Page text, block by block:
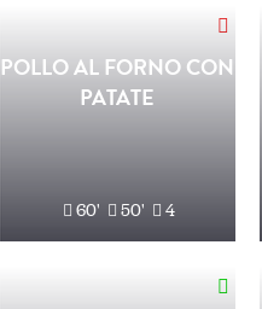
POLLO AL FORNO CON
PATATE
60' 50' 4